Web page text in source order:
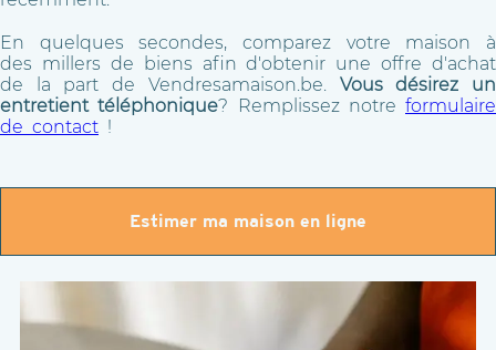
En quelques secondes, comparez votre maison à
des millers de biens afin d'obtenir une offre d'achat
de la part de Vendresamaison.be. Vous désirez un
entretient téléphonique? Remplissez notre formulaire
de contact !
Estimer ma maison en ligne